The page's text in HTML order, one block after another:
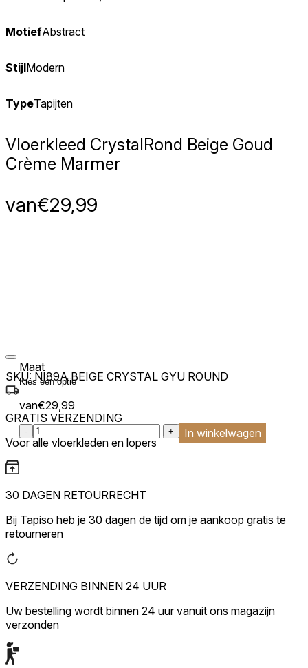
MotiefAbstract
StijlModern
TypeTapijten
Vloerkleed CrystalRond Beige Goud
Crème Marmer
van€29,99
Maat
van€29,99
:product_name quantity
- + In winkelwagen
SKU: NI89A BEIGE CRYSTAL GYU ROUND
GRATIS VERZENDING
Voor alle vloerkleden en lopers
30 DAGEN RETOURRECHT
Bij Tapiso heb je 30 dagen de tijd om je aankoop gratis te
retourneren
VERZENDING BINNEN 24 UUR
Uw bestelling wordt binnen 24 uur vanuit ons magazijn
verzonden